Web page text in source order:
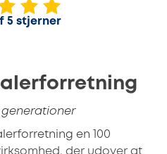
5 stjerner
generationer
en 100
der udover at